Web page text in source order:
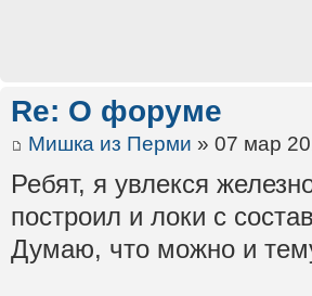
Re: О форуме
Мишка из Перми » 07 мар
Ребят, я увлекся
построил и локи с
Думаю, что можно и